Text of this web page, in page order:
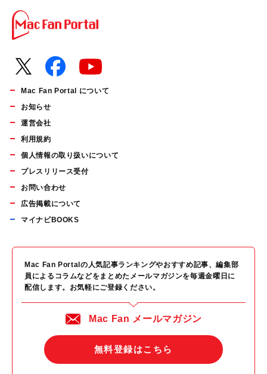
Mac Fan Portal について
お知らせ
運営会社
利用規約
個人情報の取り扱いについて
プレスリリース受付
お問い合わせ
広告掲載について
マイナビBOOKS
Mac Fan Portalの人気記事ランキングやおすすめ記事、編集部
員によるコラムなどをまとめたメールマガジンを毎週金曜日に
配信します。お気軽にご登録ください。
Mac Fan メールマガジン
無料登録はこちら